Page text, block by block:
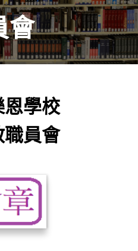
會
恩學校
員會